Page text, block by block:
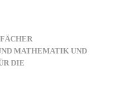
MATHEMATIK UND
DIE